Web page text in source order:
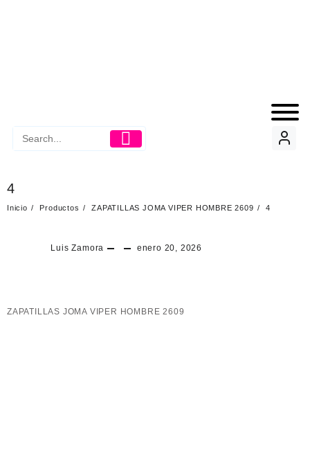
4
Inicio Productos ZAPATILLAS JOMA VIPER HOMBRE 2609 4
Luis Zamora enero 20, 2026
ZAPATILLAS JOMA VIPER HOMBRE 2609